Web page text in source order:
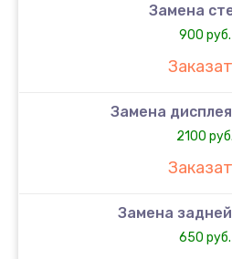
Замена
900 руб.
Замена
2100 руб.
Замена
650 руб.